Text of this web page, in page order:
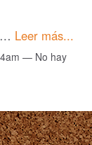
Leer más...
— No hay